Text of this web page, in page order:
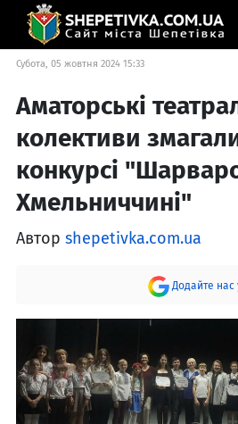
Субота, 05 жовтня 2024 15:33
Аматорські
колективи
конкурсі
Хмельниччині"
Автор shepetivka.com.ua
Додайте